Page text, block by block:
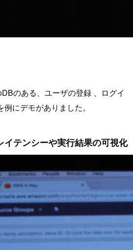
のある、ユーザの登録 、ログイ
にデモがありました。
テンシーや実行結果の可視化